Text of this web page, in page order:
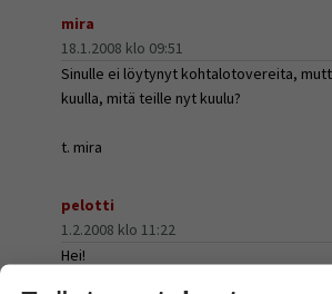
mira
18.1.2008 klo 09:51
Sinulle ei löytynyt kohtalotovereita,
kuulla, mitä teille nyt kuulu?
t. mira
pelotti
1.2.2008 klo 11:22
Hei!